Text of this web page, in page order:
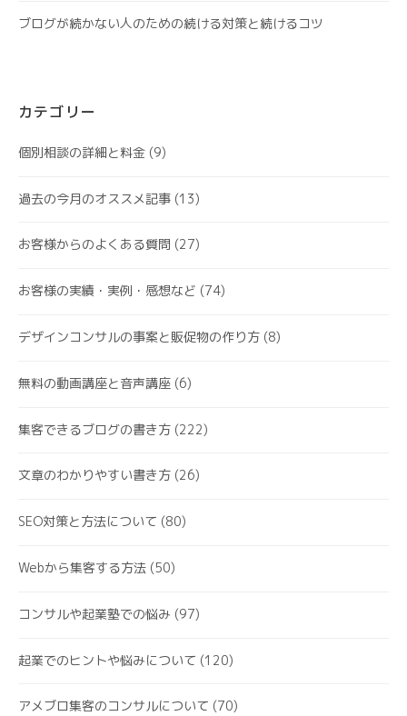
ブログが続かない人のための続ける対策と続けるコツ
カテゴリー
個別相談の詳細と料金 (9)
過去の今月のオススメ記事 (13)
お客様からのよくある質問 (27)
お客様の実績・実例・感想など (74)
デザインコンサルの事案と販促物の作り方 (8)
無料の動画講座と音声講座 (6)
集客できるブログの書き方 (222)
文章のわかりやすい書き方 (26)
SEO対策と方法について (80)
Webから集客する方法 (50)
コンサルや起業塾での悩み (97)
起業でのヒントや悩みについて (120)
アメブロ集客のコンサルについて (70)